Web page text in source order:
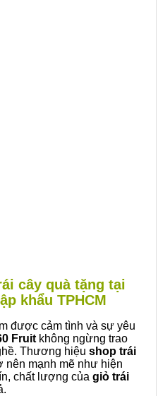
cây quà tặng tại
khẩu TPHCM
được cảm tình và sự yêu
Fruit không ngừng trao
Thương hiệu shop trái
nên mạnh mẽ như hiện
chất lượng của giỏ trái